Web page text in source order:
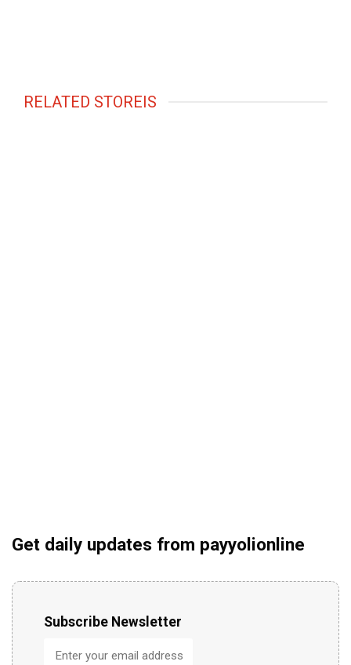
RELATED STOREIS
Get daily updates from payyolionline
Subscribe Newsletter